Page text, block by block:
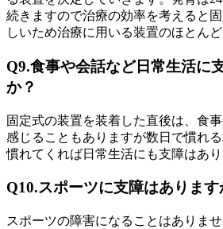
続きますので治療の効率を考えると
しいため治療に用いる装置のほとんど
Q9.食事や会話など日常生活に
か？
固定式の装置を装着した直後は、食
感じることもありますが数日で慣れる
慣れてくれば日常生活にも支障はあり
Q10.スポーツに支障はあります
スポーツの障害になることはありま